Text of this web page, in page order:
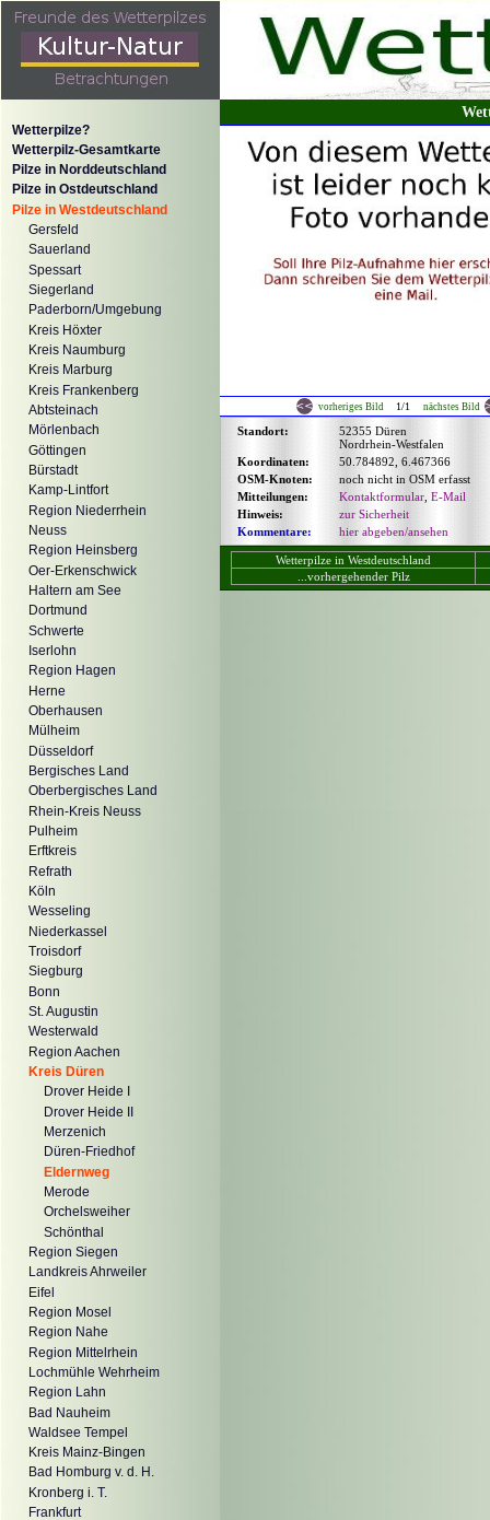
Wetterpilze?
Wetterpilz-Gesamtkarte
Pilze in Norddeutschland
Pilze in Ostdeutschland
Pilze in Westdeutschland
Gersfeld
Sauerland
Spessart
Siegerland
Paderborn/Umgebung
Kreis Höxter
Kreis Naumburg
Kreis Marburg
Kreis Frankenberg
Abtsteinach
Mörlenbach
Göttingen
Bürstadt
Kamp-Lintfort
Region Niederrhein
Neuss
Region Heinsberg
Oer-Erkenschwick
Haltern am See
Dortmund
Schwerte
Iserlohn
Region Hagen
Herne
Oberhausen
Mülheim
Düsseldorf
Bergisches Land
Oberbergisches Land
Rhein-Kreis Neuss
Pulheim
Erftkreis
Refrath
Köln
Wesseling
Niederkassel
Troisdorf
Siegburg
Bonn
St. Augustin
Westerwald
Region Aachen
Kreis Düren
Drover Heide I
Drover Heide II
Merzenich
Düren-Friedhof
Eldernweg
Merode
Orchelsweiher
Schönthal
Region Siegen
Landkreis Ahrweiler
Eifel
Region Mosel
Region Nahe
Region Mittelrhein
Lochmühle Wehrheim
Region Lahn
Bad Nauheim
Waldsee Tempel
Kreis Mainz-Bingen
Bad Homburg v. d. H.
Kronberg i. T.
Frankfurt
vorheriges Bild 1/1 nächstes Bild
Standort:
52355 Düren
Nordrhein-Westfalen
Koordinaten:
50.784892, 6.467366
OSM-Knoten:
noch nicht in OSM erfasst
Mitteilungen:
Kontaktformular E-Mail
Hinweis:
zur Sicherheit
Kommentare:
hier abgeben/ansehen
Wetterpilze in Westdeutschland
...vorhergehender Pilz